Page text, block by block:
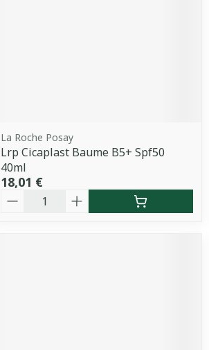
La Roche Posay
Lrp Cicaplast Baume B5+ Spf50
40ml
18,01 €
Quantité